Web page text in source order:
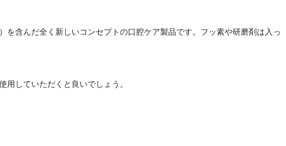
含んだ全く新しいコンセプトの口腔ケア製品です。フッ素や研磨剤は入っ
していただくと良いでしょう。